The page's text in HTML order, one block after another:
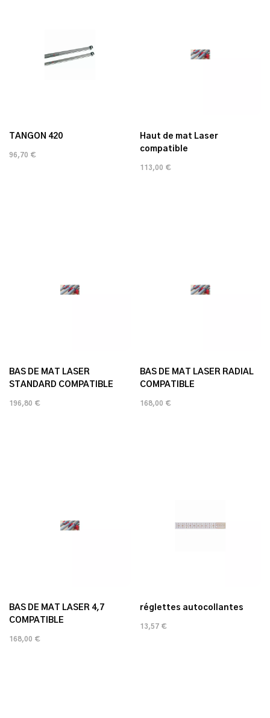
TANGON 420
96,70 €
Haut de mat Laser
compatible
113,00 €
BAS DE MAT LASER
STANDARD COMPATIBLE
196,80 €
BAS DE MAT LASER RADIAL
COMPATIBLE
168,00 €
BAS DE MAT LASER 4,7
COMPATIBLE
168,00 €
réglettes autocollantes
13,57 €